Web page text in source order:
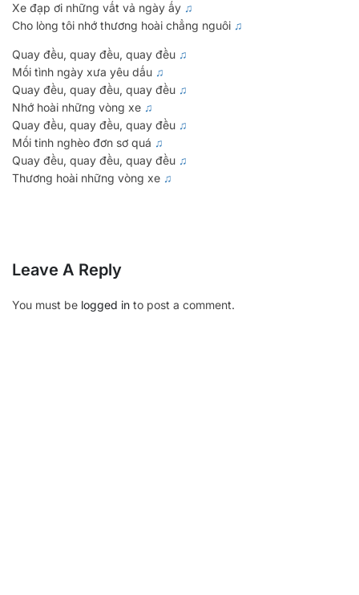
♫ Song: Việt Nam Quê Hương Tôi
♫ Song: Xe Đạp Ơi
♫ Song: Cầu Vồng Khuyết
♫ Song: Con Yêu Mẹ
Xe đạp ơi những vất vả ngày ấy ♫
Cho lòng tôi nhớ thương hoài chẳng nguôi ♫
Quay đều, quay đều, quay đều ♫
Mối tình ngày xưa yêu dấu ♫
Quay đều, quay đều, quay đều ♫
Nhớ hoài những vòng xe ♫
Quay đều, quay đều, quay đều ♫
Mối tinh nghèo đơn sơ quá ♫
Quay đều, quay đều, quay đều ♫
Thương hoài những vòng xe ♫
Leave A Reply
You must be logged in to post a comment.
99 Quan Nam Str, Le Chan Dist, Hai Phong City.
ABOUT US
Blog
Gallery
Contact Us
Recruitment
Tieng Viet 123 (A)
越南语123 (A)
COURSES
Video Course